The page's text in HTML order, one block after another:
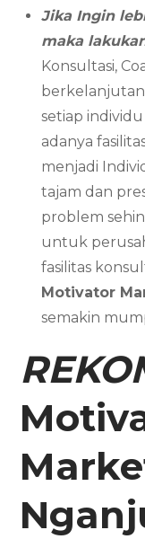
Jika Ingin
maka
Konsultasi,
setiap
adanya
menjadi
tajam dan
problem
untuk
fasilitas
Motivator
semakin